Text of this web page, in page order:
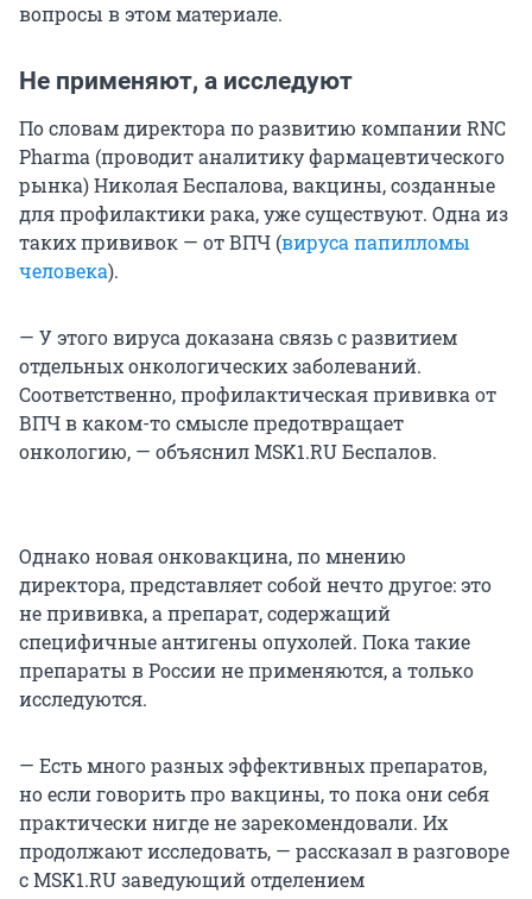
вопросы в этом материале.
Не применяют, а исследуют
По словам директора по развитию компании RNC
Pharma (проводит аналитику фармацевтического
рынка) Николая Беспалова, вакцины, созданные
для профилактики рака, уже существуют. Одна из
таких прививок — от ВПЧ (вируса папилломы
человека).
— У этого вируса доказана связь с развитием
отдельных онкологических заболеваний.
Соответственно, профилактическая прививка от
ВПЧ в каком-то смысле предотвращает
онкологию, — объяснил MSK1.RU Беспалов.
Однако новая онковакцина, по мнению
директора, представляет собой нечто другое: это
не прививка, а препарат, содержащий
специфичные антигены опухолей. Пока такие
препараты в России не применяются, а только
исследуются.
— Есть много разных эффективных препаратов,
но если говорить про вакцины, то пока они себя
практически нигде не зарекомендовали. Их
продолжают исследовать, — рассказал в разговоре
с MSK1.RU заведующий отделением